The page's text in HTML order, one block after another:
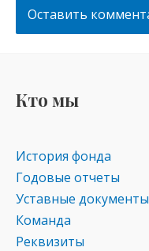
Кто мы
История фонда
Годовые отчеты
Уставные документы
Команда
Реквизиты